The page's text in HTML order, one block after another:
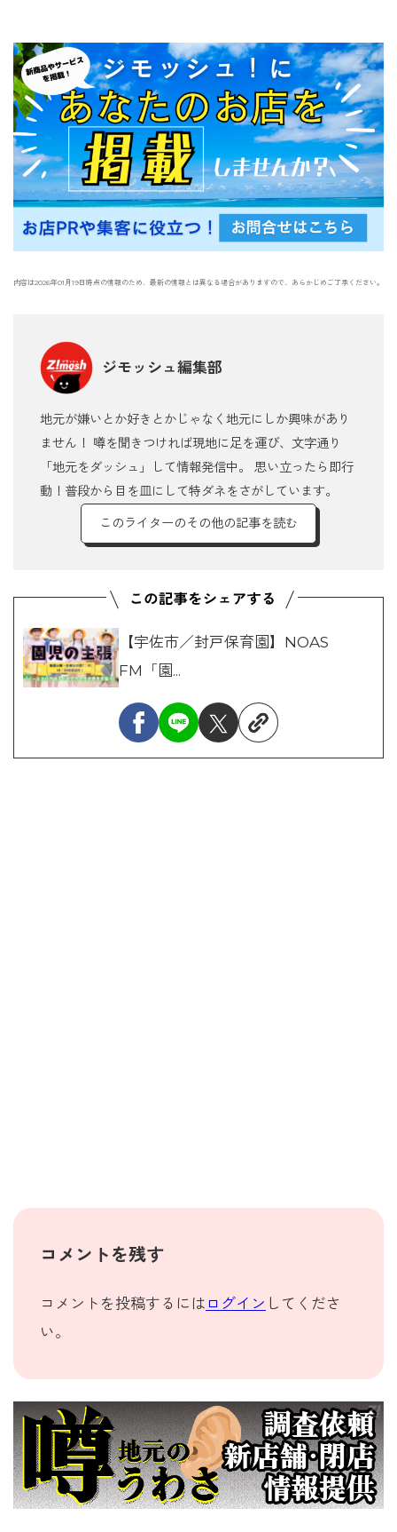
内容は2026年01月19日時点の情報のため、最新の情報とは異なる場合がありますので、あらかじめご了承ください。
ジモッシュ編集部
地元が嫌いとか好きとかじゃなく地元にしか興味があり
ません！ 噂を聞きつければ現地に足を運び、文字通り
「地元をダッシュ」して情報発信中。 思い立ったら即行
動！普段から目を皿にして特ダネをさがしています。
このライターのその他の記事を読む
【宇佐市／封戸保育園】NOAS
FM「園...
コメントを残す
コメントを投稿するには ログイン してくださ
い。